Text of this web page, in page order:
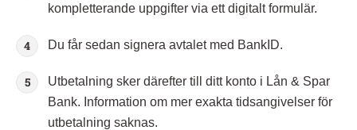
kompletterande uppgifter via ett digitalt formulär.
Du får sedan signera avtalet med BankID.
Utbetalning sker därefter till ditt konto i Lån & Spar
Bank. Information om mer exakta tidsangivelser för
utbetalning saknas.